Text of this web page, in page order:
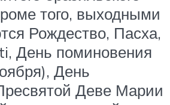
того, выходными
Рождество, Пасха,
День поминовения
День
Деве Марии